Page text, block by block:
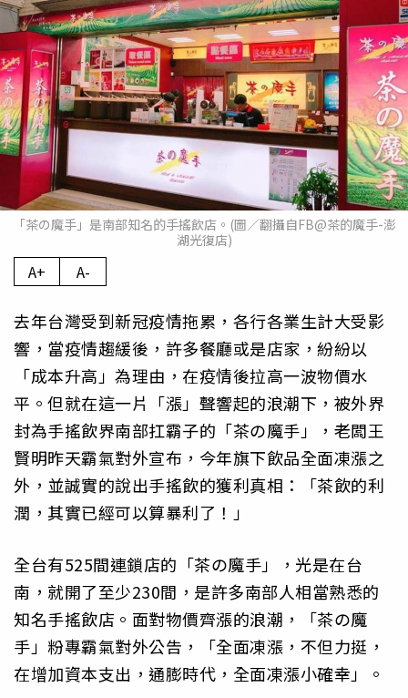
「茶の魔手」是南部知名的手搖飲店。(圖／翻攝自FB@茶的魔手-澎
湖光復店)
A+ A-
去年台灣受到新冠疫情拖累，各行各業生計大受影
響，當疫情趨緩後，許多餐廳或是店家，紛紛以
「成本升高」為理由，在疫情後拉高一波物價水
平。但就在這一片「漲」聲響起的浪潮下，被外界
封為手搖飲界南部扛霸子的「茶の魔手」，老闆王
賢明昨天霸氣對外宣布，今年旗下飲品全面凍漲之
外，並誠實的說出手搖飲的獲利真相：「茶飲的利
潤，其實已經可以算暴利了！」
全台有525間連鎖店的「茶の魔手」，光是在台
南，就開了至少230間，是許多南部人相當熟悉的
知名手搖飲店。面對物價齊漲的浪潮，「茶の魔
手」粉專霸氣對外公告，「全面凍漲，不但力挺，
在增加資本支出，通膨時代，全面凍漲小確幸」。